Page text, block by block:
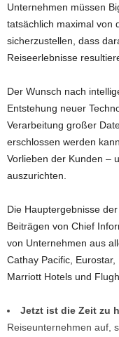
Unternehmen müssen
tatsächlich maximal von
sicherzustellen, dass
Reiseerlebnisse
Der Wunsch nach
Entstehung neuer
Verarbeitung großer
erschlossen werden
Vorlieben der Kunden –
auszurichten.
Die Hauptergebnisse
Beiträgen von Chief
von Unternehmen aus
Cathay Pacific, Eurostar,
Marriott Hotels und
Jetzt ist die Zeit zu
Reiseunternehmen auf,